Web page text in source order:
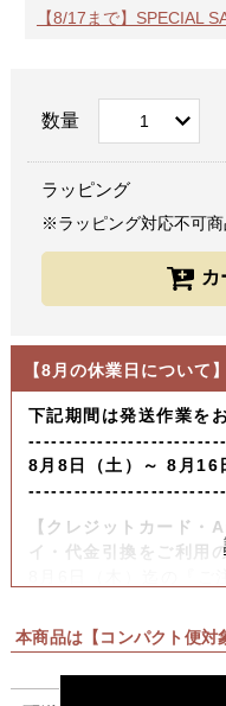
【8/17まで】SPECIAL
数量
ラッピング
※ラッピング対応不可商
【8月の休業日について】
下記期間は発送作業を
8月8日（土）～ 8月16
【クレジットカード
イ・代金引換をご利用
【コンビニ決済をご利
8月6日（木）迄の『ご
（金）迄に順次発送い
本商品は【コンパクト便対